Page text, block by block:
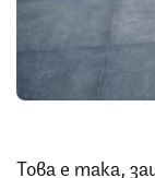
Това е така,